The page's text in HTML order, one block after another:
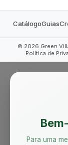
CatálogoGuias
© 2026 Green
Política de
Para uma